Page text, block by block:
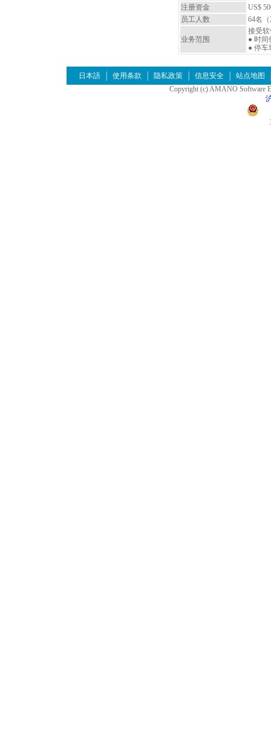
注册资金
US$
员工人数
64名
业务范围
接受
● 时间
● 停车
日本語 使用条款 隐私政策 信息安全
站点地图
Copyright (c) AMANO Software